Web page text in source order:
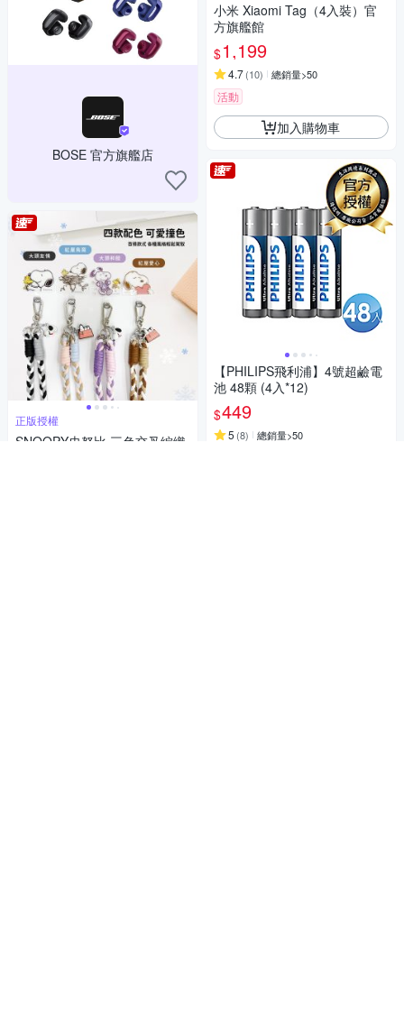
BOSE 官方旗艦店
正版授權
SNOOPY史努比 三色交叉編織
小米 Xiaomi Tag（4入裝）官
方旗艦館
$1,199
4.7(10) 總銷量>50
活動
加入購物車
【PHILIPS飛利浦】4號超鹼電
池 48顆 (4入*12)
$449
5 (8) 總銷量>50